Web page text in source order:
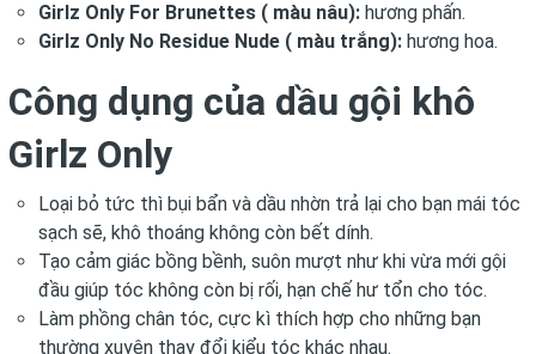
Girlz Only For Brunettes ( màu nâu): hương phấn.
Girlz Only No Residue Nude ( màu trắng): hương hoa.
Công dụng của dầu gội khô
Girlz Only
Loại bỏ tức thì bụi bẩn và dầu nhờn trả lại cho bạn mái tóc
sạch sẽ, khô thoáng không còn bết dính.
Tạo cảm giác bồng bềnh, suôn mượt như khi vừa mới gội
đầu giúp tóc không còn bị rối, hạn chế hư tổn cho tóc.
Làm phồng chân tóc, cực kì thích hợp cho những bạn
thường xuyên thay đổi kiểu tóc khác nhau.